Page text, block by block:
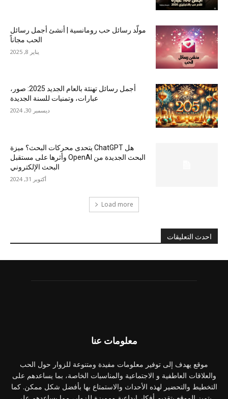
مولّد رسائل حب رومانسية | أنشئ أجمل رسائل
الحب مجاناً
يناير 8, 2025
أجمل رسائل تهنئة بالعام الجديد 2025: صور،
عبارات، وتمنيات للسنة الجديدة
ديسمبر 30, 2024
هل ChatGPT يتحدى محركات البحث؟ ميزة
البحث الجديدة من OpenAI وأثرها على مستقبل
البحث الإلكتروني
أكتوبر 31, 2024
Load more
احدث التعليقات
معلومات عنا
موقع يهدف إلى توفير معلومات مفيدة ومتنوعة للزوار حول الحب
والعلاقات العاطفية و الاجتماعية والمناسبات الخاصة، بما يساعدهم على
التخطيط والتحضير لهذه الأحداث والاستمتاع بها بأفضل شكل ممكن. كما